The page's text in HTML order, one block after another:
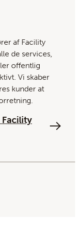
af Facility
de services,
offentlig
Vi skaber
kunder at